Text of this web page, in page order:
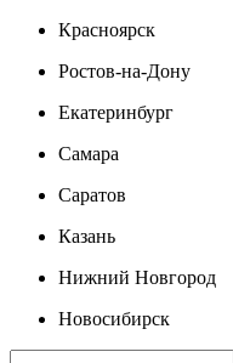
Красноярск
Ростов-на-Дону
Екатеринбург
Самара
Саратов
Казань
Нижний Новгород
Новосибирск